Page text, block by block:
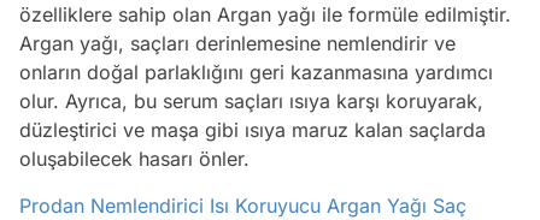
özelliklere sahip olan Argan yağı ile formüle edilmiştir.
Argan yağı, saçları derinlemesine nemlendirir ve
onların doğal parlaklığını geri kazanmasına yardımcı
olur. Ayrıca, bu serum saçları ısıya karşı koruyarak,
düzleştirici ve maşa gibi ısıya maruz kalan saçlarda
oluşabilecek hasarı önler.
Prodan Nemlendirici Isı Koruyucu Argan Yağı Saç